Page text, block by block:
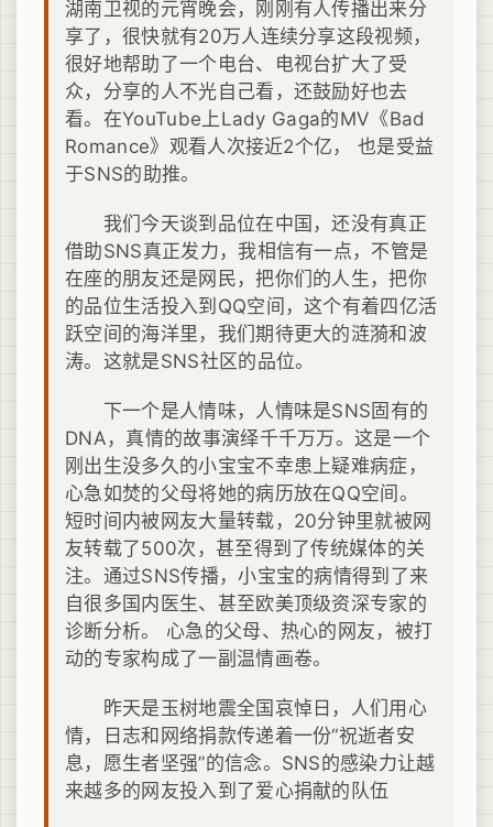
湖南卫视的元宵晚会，刚刚有人传播出来分
享了，很快就有20万人连续分享这段视频，
很好地帮助了一个电台、电视台扩大了受
众，分享的人不光自己看，还鼓励好也去
看。在YouTube上Lady Gaga的MV《Bad
Romance》观看人次接近2个亿， 也是受益
于SNS的助推。
我们今天谈到品位在中国，还没有真正
借助SNS真正发力，我相信有一点，不管是
在座的朋友还是网民，把你们的人生，把你
的品位生活投入到QQ空间，这个有着四亿活
跃空间的海洋里，我们期待更大的涟漪和波
涛。这就是SNS社区的品位。
下一个是人情味，人情味是SNS固有的
DNA，真情的故事演绎千千万万。这是一个
刚出生没多久的小宝宝不幸患上疑难病症，
心急如焚的父母将她的病历放在QQ空间。
短时间内被网友大量转载，20分钟里就被网
友转载了500次，甚至得到了传统媒体的关
注。通过SNS传播，小宝宝的病情得到了来
自很多国内医生、甚至欧美顶级资深专家的
诊断分析。 心急的父母、热心的网友，被打
动的专家构成了一副温情画卷。
昨天是玉树地震全国哀悼日，人们用心
情，日志和网络捐款传递着一份“祝逝者安
息，愿生者坚强”的信念。SNS的感染力让越
来越多的网友投入到了爱心捐献的队伍